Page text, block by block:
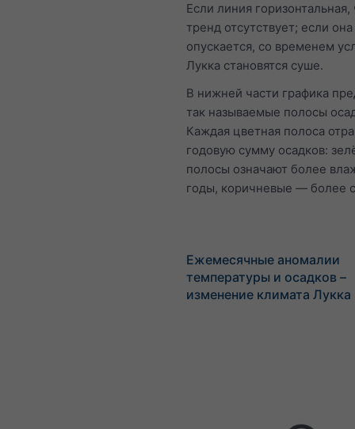
Если линия горизонтальная,
тренд отсутствует; если она
опускается, со временем
Лукка становятся суше.
В нижней части графика
так называемые полосы
Каждая цветная полоса
годовую сумму осадков:
полосы означают более
годы, коричневые — более
Ежемесячные аномалии
температуры и осадков –
изменение климата Лукка